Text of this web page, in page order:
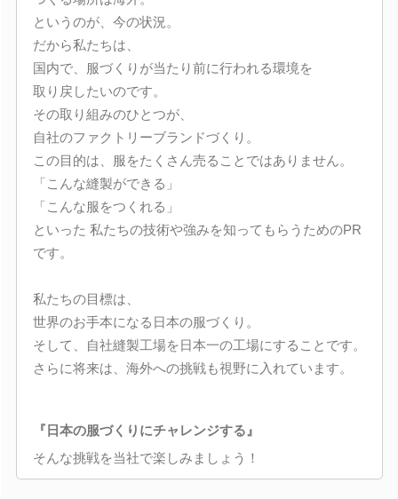
というのが、今の状況。
だから私たちは、
国内で、服づくりが当たり前に行われる環境を
取り戻したいのです。
その取り組みのひとつが、
自社のファクトリーブランドづくり。
この目的は、服をたくさん売ることではありません。
「こんな縫製ができる」
「こんな服をつくれる」
といった 私たちの技術や強みを知ってもらうためのPR
です。
私たちの目標は、
世界のお手本になる日本の服づくり。
そして、自社縫製工場を日本一の工場にすることです。
さらに将来は、海外への挑戦も視野に入れています。
『日本の服づくりにチャレンジする』
そんな挑戦を当社で楽しみましょう！